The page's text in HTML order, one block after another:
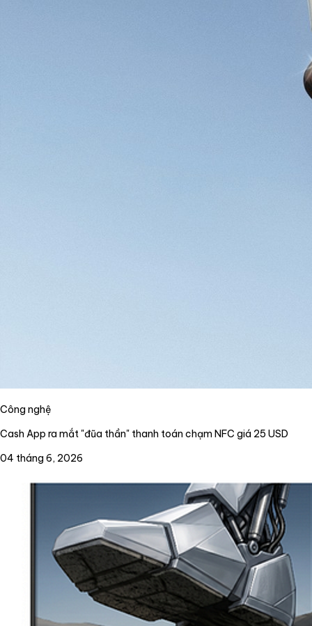
Công nghệ
Cash App ra mắt "đũa thần" thanh toán chạm NFC giá 25 USD
04 tháng 6, 2026